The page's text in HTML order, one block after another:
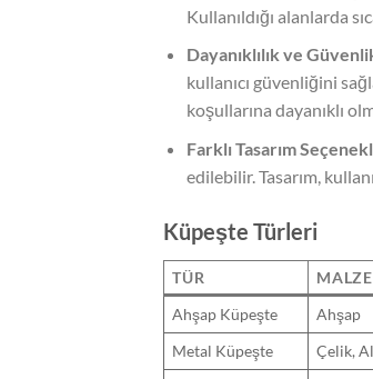
Kullanıldığı alanlarda
Dayanıklılık ve
kullanıcı güvenliğini
koşullarına dayanıklı
Farklı Tasarım
edilebilir. Tasarım,
Küpeşte Türleri
TÜR
Ahşap Küpeşte
Ahşap
Metal Küpeşte
Çelik,